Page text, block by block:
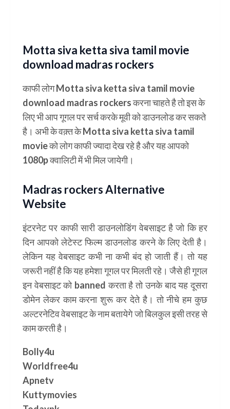
Motta siva ketta siva tamil movie
download madras rockers
काफी लोग Motta siva ketta siva tamil movie
download madras rockers करना चाहते है तो इस के
लिए भी आप गूगल पर सर्च करके मूवी को डाउनलोड कर सकते
है। अभी के वक़्त के Motta siva ketta siva tamil
movie को लोग काफी ज्यादा देख रहे है और यह आपको
1080p क्वालिटी में भी मिल जायेगी।
Madras rockers Alternative
Website
इंटरनेट पर काफी सारी डाउनलोडिंग वेबसाइट है जो कि हर
दिन आपको लेटेस्ट फिल्म डाउनलोड करने के लिए देती है।
लेकिन यह वेबसाइट कभी ना कभी बंद हो जाती हैं। तो यह
जरूरी नहीं है कि यह हमेशा गूगल पर मिलती रहे। जैसे ही गूगल
इन वेबसाइट को banned करता है तो उनके बाद यह दूसरा
डोमेन लेकर काम करना शुरू कर देते है। तो नीचे हम कुछ
अल्टरनेटिव वेबसाइट के नाम बतायेगे जो बिलकुल इसी तरह से
काम करती है।
Bolly4u
Worldfree4u
Apnetv
Kuttymovies